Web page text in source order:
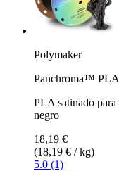
Polymaker
Panchroma™
PLA satinado para
negro
18,19 €
(18,19 € / kg)
5.0 (1)